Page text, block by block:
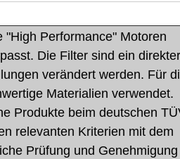
Performance" Motoren
Die Filter sind ein direkter
verändert werden. Für
Materialien verwendet.
Produkte beim deutschen
relevanten Kriterien mit dem
Prüfung und Genehmigung